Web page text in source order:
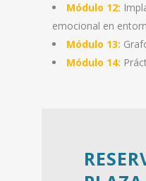
Módulo 12:
emocional en
Módulo 13:
Módulo 14: